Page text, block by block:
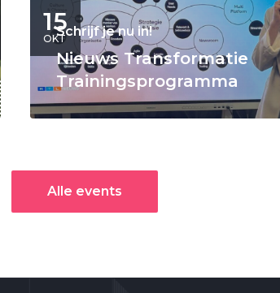
15
OKTSchrijf je nu in!
Nieuws Transformatie
Trainingsprogramma
Alle events